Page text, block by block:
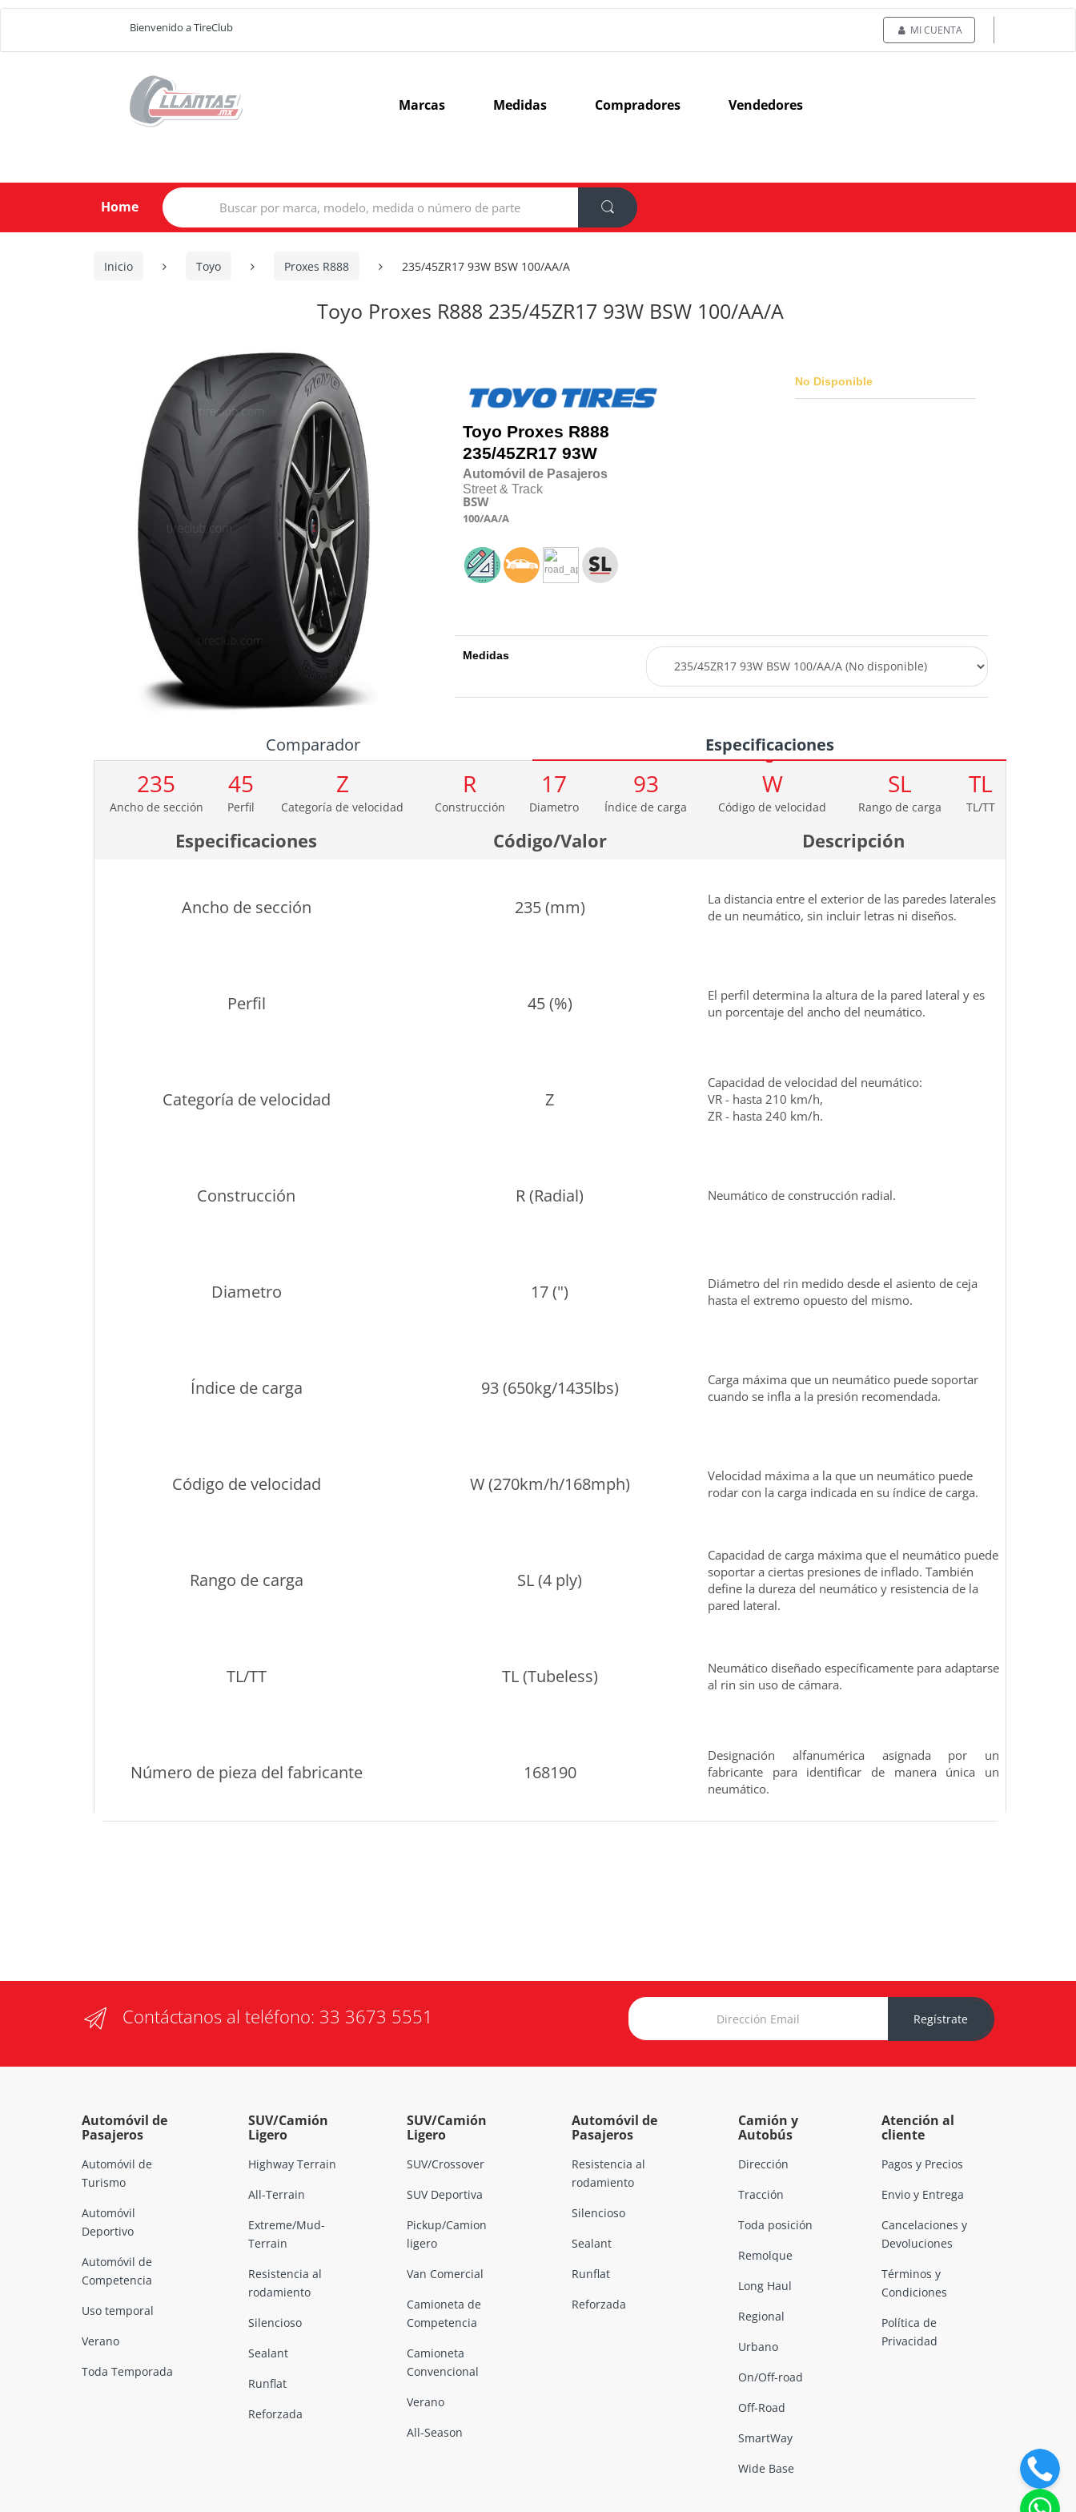
Bienvenido a TireClub MI CUENTA
Marcas Medidas Compradores Vendedores
Home
Search
for:
Inicio Toyo Proxes R888 235/45ZR17 93W BSW 100/AA/A
Toyo Proxes R888 235/45ZR17 93W BSW 100/AA/A
Toyo Proxes R888
235/45ZR17 93W
Automóvil de Pasajeros
Street & Track
BSW
100/AA/A
No Disponible
Medidas
Comparador Especificaciones
235
Ancho de sección
45
Perfil
Z
Categoría de velocidad
R
Construcción
17
Diametro
93
Índice de carga
W
Código de velocidad
SL
Rango de carga
TL
TL/TT
Especificaciones Código/Valor Descripción
Ancho de sección 235 (mm)
La distancia entre el exterior de las paredes laterales
de un neumático, sin incluir letras ni diseños.
Perfil 45 (%)
El perfil determina la altura de la pared lateral y es
un porcentaje del ancho del neumático.
Categoría de velocidad Z
Capacidad de velocidad del neumático:
VR - hasta 210 km/h,
ZR - hasta 240 km/h.
Construcción R (Radial) Neumático de construcción radial.
Diametro 17 (")
Diámetro del rin medido desde el asiento de ceja
hasta el extremo opuesto del mismo.
Índice de carga 93 (650kg/1435lbs)
Carga máxima que un neumático puede soportar
cuando se infla a la presión recomendada.
Código de velocidad W (270km/h/168mph)
Velocidad máxima a la que un neumático puede
rodar con la carga indicada en su índice de carga.
Rango de carga SL (4 ply)
Capacidad de carga máxima que el neumático puede
soportar a ciertas presiones de inflado. También
define la dureza del neumático y resistencia de la
pared lateral.
TL/TT TL (Tubeless)
Neumático diseñado específicamente para adaptarse
al rin sin uso de cámara.
Número de pieza del fabricante 168190
Designación alfanumérica asignada por un
fabricante para identificar de manera única un
neumático.
Contáctanos al teléfono: 33 3673 5551 Regístrate
Automóvil de
Pasajeros
Automóvil de
Turismo
Automóvil
Deportivo
Automóvil de
Competencia
Uso temporal
Verano
Toda Temporada
SUV/Camión
Ligero
Highway Terrain
All-Terrain
Extreme/Mud-
Terrain
Resistencia al
rodamiento
Silencioso
Sealant
Runflat
Reforzada
SUV/Camión
Ligero
SUV/Crossover
SUV Deportiva
Pickup/Camion
ligero
Van Comercial
Camioneta de
Competencia
Camioneta
Convencional
Verano
All-Season
Automóvil de
Pasajeros
Resistencia al
rodamiento
Silencioso
Sealant
Runflat
Reforzada
Camión y
Autobús
Dirección
Tracción
Toda posición
Remolque
Long Haul
Regional
Urbano
On/Off-road
Off-Road
SmartWay
Wide Base
Atención al
cliente
Pagos y Precios
Envio y Entrega
Cancelaciones y
Devoluciones
Términos y
Condiciones
Política de
Privacidad